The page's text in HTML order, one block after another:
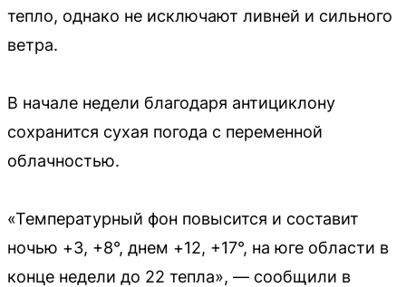
тепло, однако не исключают ливней и сильного
ветра.
В начале недели благодаря антициклону
сохранится сухая погода с переменной
облачностью.
«Температурный фон повысится и составит
ночью +3, +8°, днем +12, +17°, на юге области в
конце недели до 22 тепла», — сообщили в